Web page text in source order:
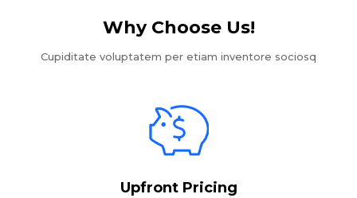
Why Choose Us!​
Cupiditate voluptatem per etiam inventore sociosq
Upfront Pricing